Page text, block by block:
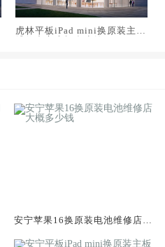
虎林平板iPad mini换原装主板
安宁苹果16换原装电池维修店大